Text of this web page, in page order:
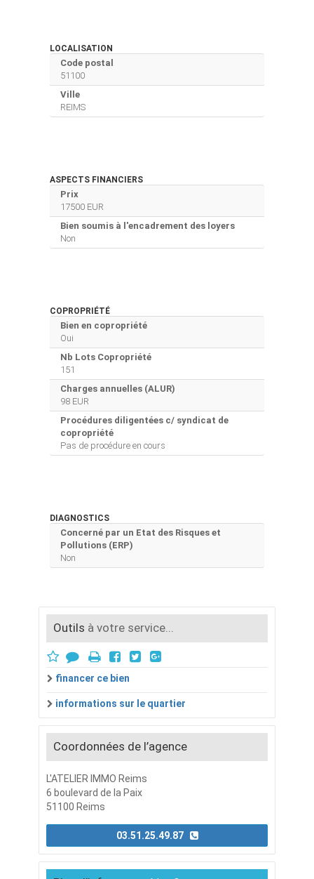
LOCALISATION
Code postal
51100
Ville
REIMS
ASPECTS FINANCIERS
Prix
17500 EUR
Bien soumis à l'encadrement des loyers
Non
COPROPRIÉTÉ
Bien en copropriété
Oui
Nb Lots Copropriété
151
Charges annuelles (ALUR)
98 EUR
Procédures diligentées c/ syndicat de
copropriété
Pas de procédure en cours
DIAGNOSTICS
Concerné par un Etat des Risques et
Pollutions (ERP)
Non
Outils à votre service...
financer ce bien
informations sur le quartier
Coordonnées de l’agence
L'ATELIER IMMO Reims
6 boulevard de la Paix
51100 Reims